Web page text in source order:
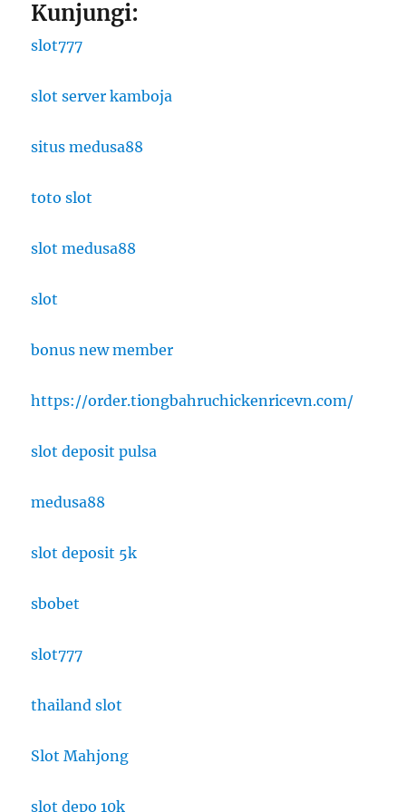
Kunjungi:
slot777
slot server kamboja
situs medusa88
toto slot
slot medusa88
slot
bonus new member
https://order.tiongbahruchickenricevn.com/
slot deposit pulsa
medusa88
slot deposit 5k
sbobet
slot777
thailand slot
Slot Mahjong
slot depo 10k